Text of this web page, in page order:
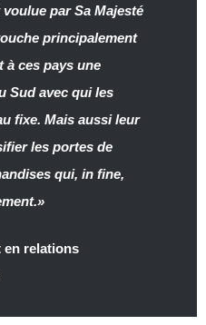
par Sa Majesté
principalement
à ces pays une
Sud avec qui les
fixe. Mais aussi leur
les portes de
qui, in fine,
en relations